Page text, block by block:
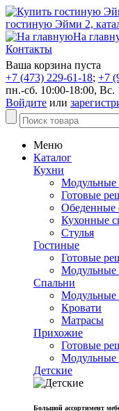
На
Контакты
Ваша корзина пуста
+7 (473) 229-61-18; +7
пн.-сб. 10:00-18:00, Вс.
Войдите или
Меню
Каталог
Кухни
Модульные
Готовые
Обеденные
Кухонные
Стулья
Гостиные
Готовые
Модульные
Спальни
Модульные
Кровати
Матрасы
Прихожие
Готовые
Модульные
Детские
Большой ассортимент